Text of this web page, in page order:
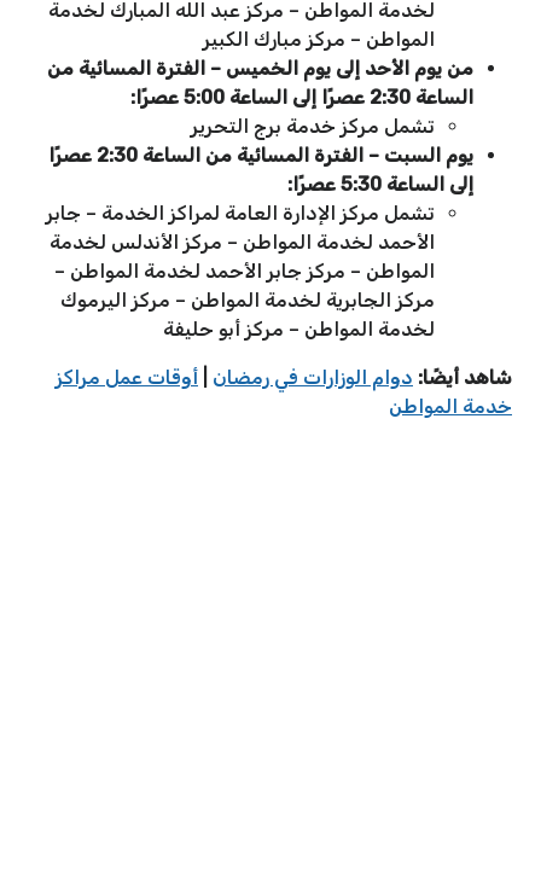
لخدمة المواطن – مركز عبد الله المبارك لخدمة
المواطن – مركز مبارك الكبير
من يوم الأحد إلى يوم الخميس – الفترة المسائية من
الساعة 2:30 عصرًا إلى الساعة 5:00 عصرًا:
تشمل مركز خدمة برج التحرير
يوم السبت – الفترة المسائية من الساعة 2:30 عصرًا
إلى الساعة 5:30 عصرًا:
تشمل مركز الإدارة العامة لمراكز الخدمة – جابر
الأحمد لخدمة المواطن – مركز الأندلس لخدمة
المواطن – مركز جابر الأحمد لخدمة المواطن –
مركز الجابرية لخدمة المواطن – مركز اليرموك
لخدمة المواطن – مركز أبو حليفة
شاهد أيضًا: دوام الوزارات في رمضان
أوقات عمل مراكز
خدمة المواطن